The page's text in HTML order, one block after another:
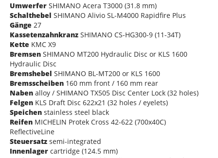
Umwerfer SHIMANO Acera T3000 (31.8 mm)
Schalthebel SHIMANO Alivio SL-M4000 Rapidfire Plus
Gänge 27
Kassetenzahnkranz SHIMANO CS-HG300-9 (11-34T)
Kette KMC X9
Bremsen SHIMANO MT200 Hydraulic Disc or KLS 1600
Hydraulic Disc
Bremshebel SHIMANO BL-MT200 or KLS 1600
Bremsscheiben 160 mm front / 160 mm rear
Naben alloy / SHIMANO TX505 Disc Center Lock (32 holes)
Felgen KLS Draft Disc 622x21 (32 holes / eyelets)
Speichen stainless steel black
Reifen MICHELIN Protek Cross 42-622 (700x40C)
ReflectiveLine
Steuersatz semi-integrated
Innenlager cartridge (124.5 mm)